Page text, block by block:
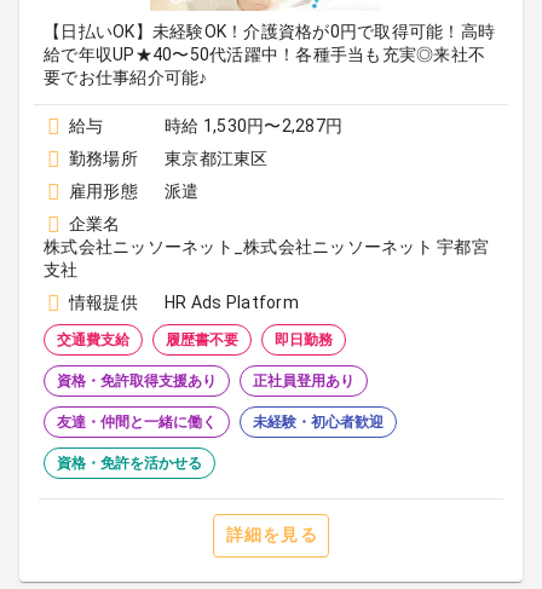
【日払いOK】未経験OK！介護資格が0円で取得可能！高時
給で年収UP★40〜50代活躍中！各種手当も充実◎来社不
要でお仕事紹介可能♪
給与
時給 1,530円〜2,287円
勤務場所
東京都江東区
雇用形態
派遣
企業名
株式会社ニッソーネット_株式会社ニッソーネット 宇都宮
支社
情報提供
HR Ads Platform
交通費支給 履歴書不要 即日勤務
資格・免許取得支援あり 正社員登用あり
友達・仲間と一緒に働く 未経験・初心者歓迎
資格・免許を活かせる
詳細を見る